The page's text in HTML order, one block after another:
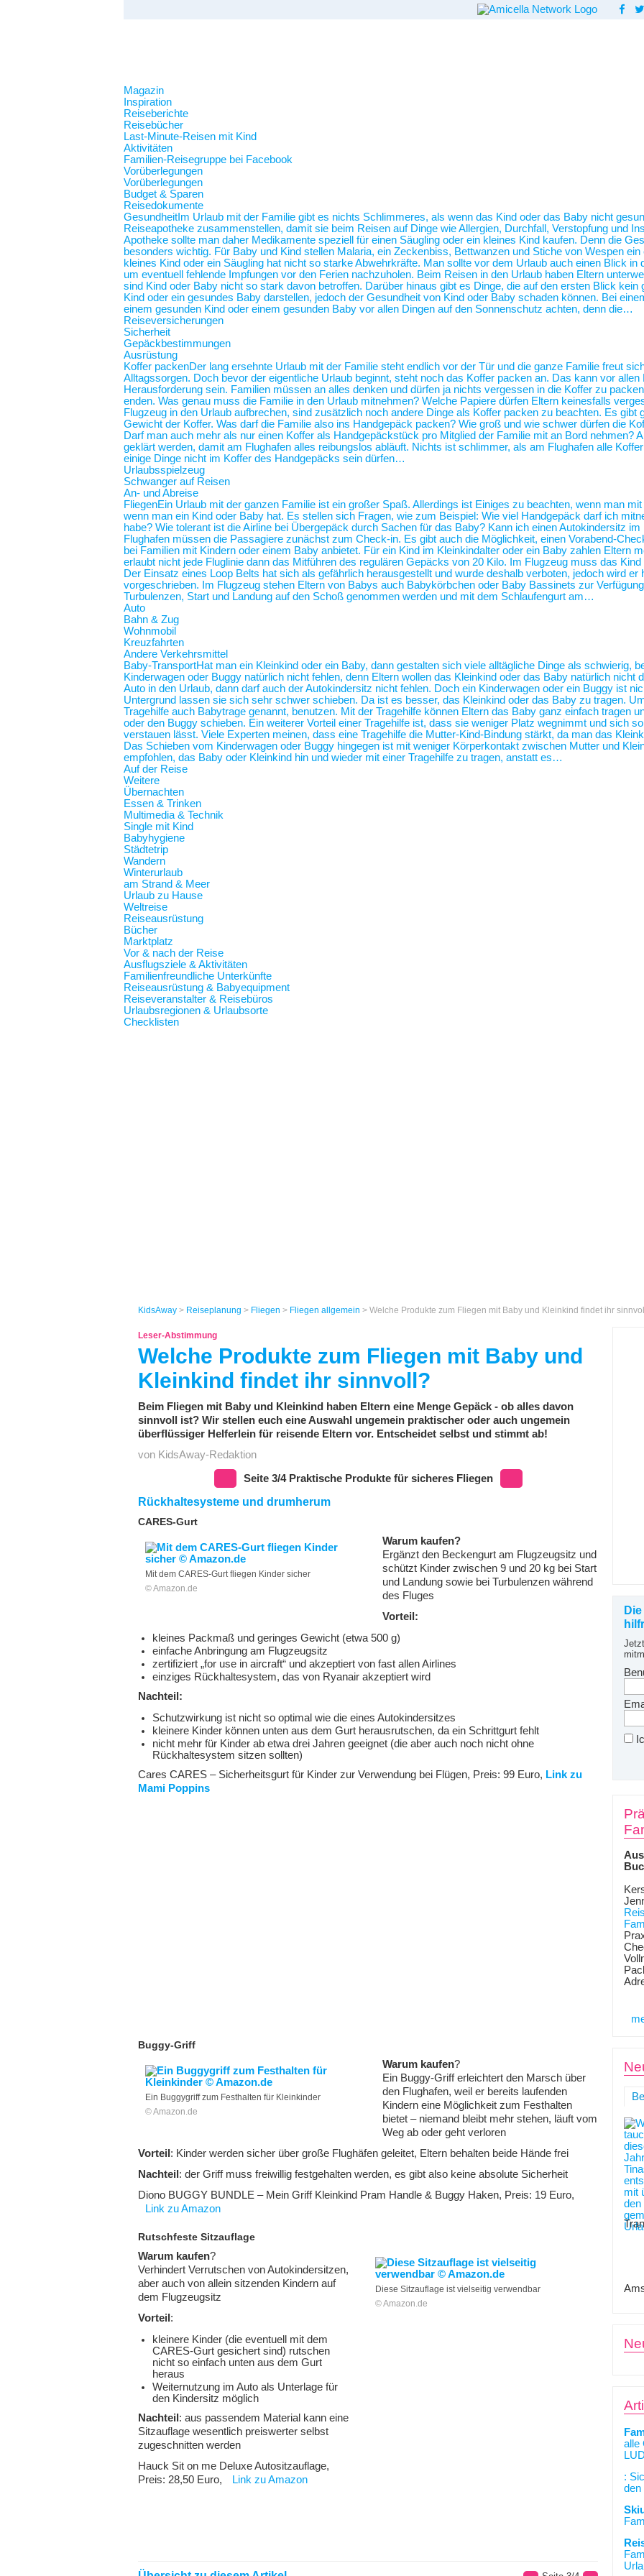
Magazin
Inspiration
Reiseberichte
Reisebücher
Last-Minute-Reisen mit Kind
Aktivitäten
Familien-Reisegruppe bei Facebook
Vorüberlegungen
Vorüberlegungen
Budget & Sparen
Reisedokumente
Gesundheit Im Urlaub mit der Familie gibt es nichts Schlimmeres, als wenn das Kind oder das Baby nicht
Reiseapotheke zusammenstellen, damit sie beim Reisen auf Dinge wie Allergien, Durchfall, Verstopfung und
Apotheke sollte man daher Medikamente speziell für einen Säugling oder ein kleines Kind kaufen. Denn die
besonders wichtig. Für Baby und Kind stellen Malaria, ein Zeckenbiss, Bettwanzen und Stiche von Wespen
kleines Kind oder ein Säugling hat nicht so starke Abwehrkräfte. Man sollte vor dem Urlaub auch einen Blick
um eventuell fehlende Impfungen vor den Ferien nachzuholen. Beim Reisen in den Urlaub haben Eltern
sind Kind oder Baby nicht so stark davon betroffen. Darüber hinaus gibt es Dinge, die auf den ersten Blick
Kind oder ein gesundes Baby darstellen, jedoch der Gesundheit von Kind oder Baby schaden können. Bei
einem gesunden Kind oder einem gesunden Baby vor allen Dingen auf den Sonnenschutz achten, denn die…
Reiseversicherungen
Sicherheit
Gepäckbestimmungen
Ausrüstung
Koffer packenDer lang ersehnte Urlaub mit der Familie steht endlich vor der Tür und die ganze Familie freut
Alltagssorgen. Doch bevor der eigentliche Urlaub beginnt, steht noch das Koffer packen an. Das kann vor
Herausforderung sein. Familien müssen an alles denken und dürfen ja nichts vergessen in die Koffer zu
enden. Was genau muss die Familie in den Urlaub mitnehmen? Welche Papiere dürfen Eltern keinesfalls
Flugzeug in den Urlaub aufbrechen, sind zusätzlich noch andere Dinge als Koffer packen zu beachten. Es gibt
Gewicht der Koffer. Was darf die Familie also ins Handgepäck packen? Wie groß und wie schwer dürfen die
Darf man auch mehr als nur einen Koffer als Handgepäckstück pro Mitglied der Familie mit an Bord nehmen?
geklärt werden, damit am Flughafen alles reibungslos abläuft. Nichts ist schlimmer, als am Flughafen alle
einige Dinge nicht im Koffer des Handgepäcks sein dürfen…
Urlaubsspielzeug
Schwanger auf Reisen
An- und Abreise
FliegenEin Urlaub mit der ganzen Familie ist ein großer Spaß. Allerdings ist Einiges zu beachten, wenn man
wenn man ein Kind oder Baby hat. Es stellen sich Fragen, wie zum Beispiel: Wie viel Handgepäck darf ich
habe? Wie tolerant ist die Airline bei Übergepäck durch Sachen für das Baby? Kann ich einen Autokindersitz
Flughafen müssen die Passagiere zunächst zum Check-in. Es gibt auch die Möglichkeit, einen Vorabend-
bei Familien mit Kindern oder einem Baby anbietet. Für ein Kind im Kleinkindalter oder ein Baby zahlen Eltern
erlaubt nicht jede Fluglinie dann das Mitführen des regulären Gepäcks von 20 Kilo. Im Flugzeug muss das
Der Einsatz eines Loop Belts hat sich als gefährlich herausgestellt und wurde deshalb verboten, jedoch wird
vorgeschrieben. Im Flugzeug stehen Eltern von Babys auch Babykörbchen oder Baby Bassinets zur
Turbulenzen, Start und Landung auf den Schoß genommen werden und mit dem Schlaufengurt am…
Auto
Bahn & Zug
Wohnmobil
Kreuzfahrten
Andere Verkehrsmittel
Baby-TransportHat man ein Kleinkind oder ein Baby, dann gestalten sich viele alltägliche Dinge als schwierig,
Kinderwagen oder Buggy natürlich nicht fehlen, denn Eltern wollen das Kleinkind oder das Baby natürlich nicht
Auto in den Urlaub, dann darf auch der Autokindersitz nicht fehlen. Doch ein Kinderwagen oder ein Buggy ist
Untergrund lassen sie sich sehr schwer schieben. Da ist es besser, das Kleinkind oder das Baby zu tragen.
Tragehilfe auch Babytrage genannt, benutzen. Mit der Tragehilfe können Eltern das Baby ganz einfach tragen
oder den Buggy schieben. Ein weiterer Vorteil einer Tragehilfe ist, dass sie weniger Platz wegnimmt und sich
verstauen lässt. Viele Experten meinen, dass eine Tragehilfe die Mutter-Kind-Bindung stärkt, da man das
Das Schieben vom Kinderwagen oder Buggy hingegen ist mit weniger Körperkontakt zwischen Mutter und
empfohlen, das Baby oder Kleinkind hin und wieder mit einer Tragehilfe zu tragen, anstatt es…
Auf der Reise
Weitere
Übernachten
Essen & Trinken
Multimedia & Technik
Single mit Kind
Babyhygiene
Städtetrip
Wandern
Winterurlaub
am Strand & Meer
Urlaub zu Hause
Weltreise
Reiseausrüstung
Bücher
Marktplatz
Vor & nach der Reise
Ausflugsziele & Aktivitäten
Familienfreundliche Unterkünfte
Reiseausrüstung & Babyequipment
Reiseveranstalter & Reisebüros
Urlaubsregionen & Urlaubsorte
Checklisten
KidsAway > Reiseplanung > Fliegen > Fliegen allgemein > Welche Produkte zum Fliegen mit Baby und Kleinkind findet ihr
Leser-Abstimmung
Welche Produkte zum Fliegen mit Baby und
Kleinkind findet ihr sinnvoll?
Beim Fliegen mit Baby und Kleinkind haben Eltern eine Menge Gepäck - ob alles davon
sinnvoll ist? Wir stellen euch eine Auswahl ungemein praktischer oder auch ungemein
überflüssiger Helferlein für reisende Eltern vor. Entscheidet selbst und stimmt ab!
von KidsAway-Redaktion
Seite 3/4 Praktische Produkte für sicheres Fliegen
Rückhaltesysteme und drumherum
CARES-Gurt
Mit dem CARES-Gurt fliegen Kinder sicher
© Amazon.de
Warum kaufen?
Ergänzt den Beckengurt am Flugzeugsitz und
schützt Kinder zwischen 9 und 20 kg bei Start
und Landung sowie bei Turbulenzen während
des Fluges
Vorteil:
kleines Packmaß und geringes Gewicht (etwa 500 g)
einfache Anbringung am Flugzeugsitz
zertifiziert „for use in aircraft“ und akzeptiert von fast allen Airlines
einziges Rückhaltesystem, das von Ryanair akzeptiert wird
Nachteil:
Schutzwirkung ist nicht so optimal wie die eines Autokindersitzes
kleinere Kinder können unten aus dem Gurt herausrutschen, da ein Schrittgurt fehlt
nicht mehr für Kinder ab etwa drei Jahren geeignet (die aber auch noch nicht ohne
Rückhaltesystem sitzen sollten)
Cares CARES – Sicherheitsgurt für Kinder zur Verwendung bei Flügen, Preis: 99 Euro, Link zu
Mami Poppins
Buggy-Griff
Ein Buggygriff zum Festhalten für Kleinkinder
© Amazon.de
Warum kaufen?
Ein Buggy-Griff erleichtert den Marsch über
den Flughafen, weil er bereits laufenden
Kindern eine Möglichkeit zum Festhalten
bietet – niemand bleibt mehr stehen, läuft vom
Weg ab oder geht verloren
Vorteil : Kinder werden sicher über große Flughäfen geleitet, Eltern behalten beide Hände frei
Nachteil : der Griff muss freiwillig festgehalten werden, es gibt also keine absolute Sicherheit
Diono BUGGY BUNDLE – Mein Griff Kleinkind Pram Handle & Buggy Haken, Preis: 19 Euro,
Link zu Amazon
Rutschfeste Sitzauflage
Diese Sitzauflage ist vielseitig verwendbar
© Amazon.de
Warum kaufen?
Verhindert Verrutschen von Autokindersitzen,
aber auch von allein sitzenden Kindern auf
dem Flugzeugsitz
Vorteil :
kleinere Kinder (die eventuell mit dem
CARES-Gurt gesichert sind) rutschen
nicht so einfach unten aus dem Gurt
heraus
Weiternutzung im Auto als Unterlage für
den Kindersitz möglich
Nachteil : aus passendem Material kann eine
Sitzauflage wesentlich preiswerter selbst
zugeschnitten werden
Hauck Sit on me Deluxe Autositzauflage,
Preis: 28,50 Euro,
Link zu Amazon
alle
:
den